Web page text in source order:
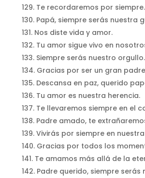
Te recordaremos por siempre.
Papá, siempre serás nuestra
Nos diste vida y amor.
Tu amor sigue vivo en
Siempre serás nuestro orgullo.
Gracias por ser un gran
Descansa en paz, querido
Tu amor es nuestra herencia.
Te llevaremos siempre en el
Padre amado, te
Vivirás por siempre en
Gracias por todos los
Te amamos más allá de la
Padre querido, siempre serás